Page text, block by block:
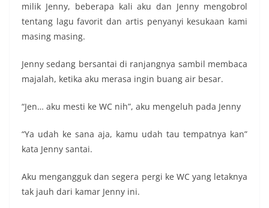
milik Jenny, beberapa kali aku dan Jenny mengobrol
tentang lagu favorit dan artis penyanyi kesukaan kami
masing masing.
Jenny sedang bersantai di ranjangnya sambil membaca
majalah, ketika aku merasa ingin buang air besar.
“Jen… aku mesti ke WC nih”, aku mengeluh pada Jenny
“Ya udah ke sana aja, kamu udah tau tempatnya kan”
kata Jenny santai.
Aku mengangguk dan segera pergi ke WC yang letaknya
tak jauh dari kamar Jenny ini.